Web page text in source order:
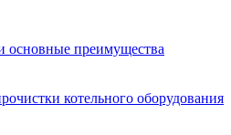
основные преимущества
котельного оборудования